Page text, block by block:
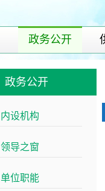
政务公开
政务公开
内设机构
领导之窗
单位职能